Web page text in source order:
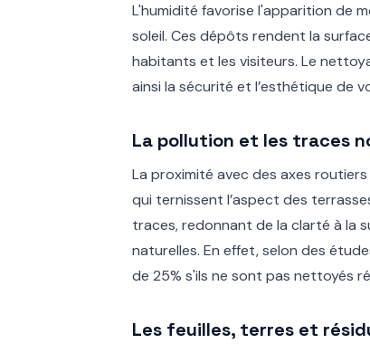
L'humidité favorise l'apparition de
soleil. Ces dépôts rendent la
habitants et les visiteurs. Le
ainsi la sécurité et l’esthétique de
La pollution et les traces
La proximité avec des axes
qui ternissent l’aspect des
traces, redonnant de la clarté à la
naturelles. En effet, selon des
de 25% s'ils ne sont pas nettoyés
Les feuilles, terres et